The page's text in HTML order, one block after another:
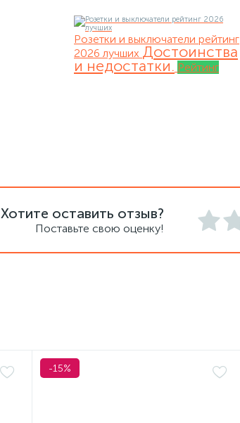
Розетки и выключатели рейтинг
2026 лучших Достоинства
и недостатки. Рейтинг
Хотите оставить отзыв?
Поставьте свою оценку!
-15%